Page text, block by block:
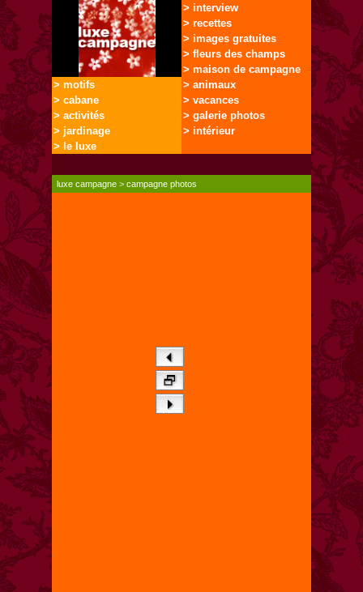
> interview
> recettes
> images gratuites
> fleurs des champs
> maison de campagne
> motifs
> cabane
> activités
> jardinage
> le luxe
> animaux
> vacances
> galerie photos
> intérieur
luxe campagne >campagne photos